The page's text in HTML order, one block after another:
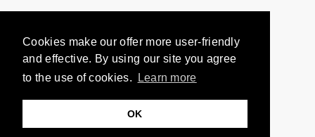
Cookies make our offer more user-friendly
and effective. By using our site you agree
to the use of cookies.
Learn more
OK